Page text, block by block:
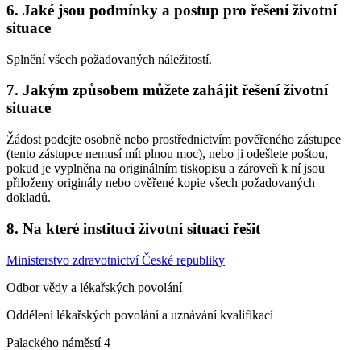
6. Jaké jsou podmínky a postup pro řešení životní
situace
Splnění všech požadovaných náležitostí.
7. Jakým způsobem můžete zahájit řešení životní
situace
Žádost podejte osobně nebo prostřednictvím pověřeného zástupce
(tento zástupce nemusí mít plnou moc), nebo ji odešlete poštou,
pokud je vyplněna na originálním tiskopisu a zároveň k ní jsou
přiloženy originály nebo ověřené kopie všech požadovaných
dokladů.
8. Na které instituci životní situaci řešit
Ministerstvo zdravotnictví České republiky
Odbor vědy a lékařských povolání
Oddělení lékařských povolání a uznávání kvalifikací
Palackého náměstí 4